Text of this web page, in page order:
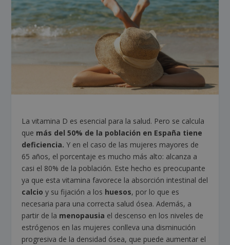
La vitamina D es esencial para la salud. Pero se calcula
que más del 50% de la población en España tiene
deficiencia. Y en el caso de las mujeres mayores de
65 años, el porcentaje es mucho más alto: alcanza a
casi el 80% de la población. Este hecho es preocupante
ya que esta vitamina favorece la absorción intestinal del
calcio y su fijación a los huesos, por lo que es
necesaria para una correcta salud ósea. Además, a
partir de la menopausia el descenso en los niveles de
estrógenos en las mujeres conlleva una disminución
progresiva de la densidad ósea, que puede aumentar el